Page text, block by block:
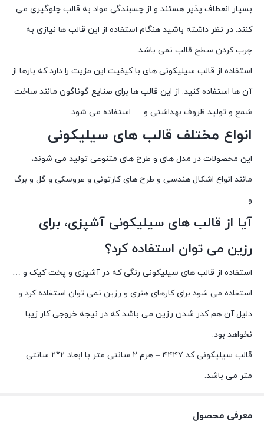
بسیار انعطاف پذیر هستند و از چسبندگی مواد به قالب چلوگیری می
کنند. در نظر داشته باشید هنگام استفاده از این قالب ها نیازی به
چرب کردن سطح قالب نمی باشد.
استفاده از قالب سیلیکونی های با کیفیت این مزیت را دارد که بارها از
آن ها استفاده کنید. از این قالب ها برای صنایع گوناگون مانند ساخت
شمع و تولید ظروف بهداشتی و … استفاده می شود.
انواع مختلف قالب های سیلیکونی
این محصولات در مدل های و طرح های متنوعی تولید می شوند،
مانند انواع اشکال هندسی و طرح های کارتونی و عروسکی و گل و برگ
و …
آیا از قالب های سیلیکونی آشپزی، برای
رزین می توان استفاده کرد؟
استفاده از قالب های سیلیکونی رنگی که در آشپزی و پخت کیک و …
استفاده می شود برای کارهای هنری و رزین نمی توان استفاده کرد و
دلیل آن هم کدر شدن رزین می باشد که در نیجه خروجی کار زیبا
نخواهد بود.
قالب سیلیکونی کد ۴۴۴۷ – هرم ۲ سانتی متر با ابعاد ۲*۲ سانتی
متر می باشد.
معرفی محصول